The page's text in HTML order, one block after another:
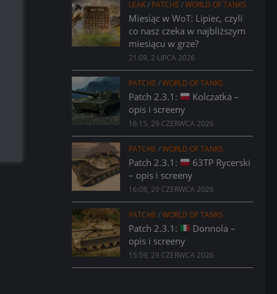
LEAK/ PATCHE /WORLD OF TANKS
Miesiąc w WoT: Lipiec, czyli
co nasz czeka w najbliższym
miesiącu w grze?
21:09, 2 LIPCA 2026
PATCHE /WORLD OF TANKS
Patch 2.3.1:
Kolczatka –
opis i screeny
16:15, 29 CZERWCA 2026
PATCHE /WORLD OF TANKS
Patch 2.3.1:
63TP Rycerski
– opis i screeny
16:08, 29 CZERWCA 2026
PATCHE /WORLD OF TANKS
Patch 2.3.1:
Donnola –
opis i screeny
15:59, 29 CZERWCA 2026